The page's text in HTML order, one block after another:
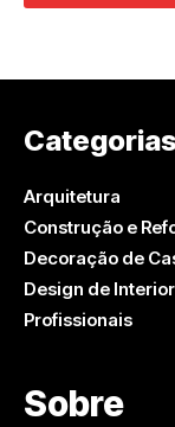
Arquitetura
Construção e
Decoração de
Design de
Profissionais
Sobre